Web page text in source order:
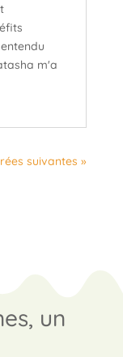
m'a
suivantes »
un